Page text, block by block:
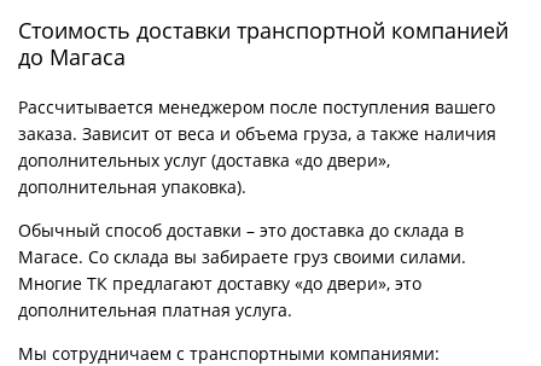
Стоимость доставки транспортной компанией
до Магаса
Рассчитывается менеджером после поступления вашего
заказа. Зависит от веса и объема груза, а также наличия
дополнительных услуг (доставка «до двери»,
дополнительная упаковка).
Обычный способ доставки – это доставка до склада в
Магасе. Со склада вы забираете груз своими силами.
Многие ТК предлагают доставку «до двери», это
дополнительная платная услуга.
Мы сотрудничаем с транспортными компаниями: